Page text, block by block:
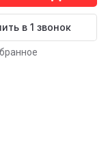
в 1 звонок